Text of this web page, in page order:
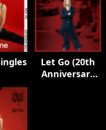
Let Go (20th
Anniversary